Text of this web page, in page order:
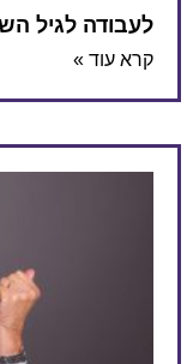
לעבודה לגיל
קרא עוד »